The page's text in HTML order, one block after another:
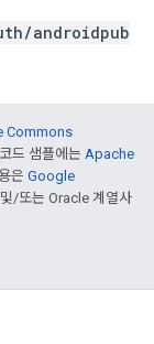
androidpub
Commons
드 샘플에는 Apache
은 Google
/또는 Oracle 계열사